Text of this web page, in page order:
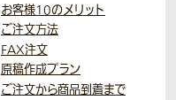
お客様10のメリット
ご注文方法
FAX注文
原稿作成プラン
ご注文から商品到着まで